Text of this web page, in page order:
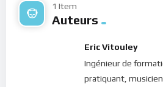
Chers frères et soeurs, en tant que
nous conduit dans l’exploration des
(Proverbes 2, 6) et l’amour de Dieu
cette marche vers notre Seigneur
1 Item
Auteurs
Eric Vitouley
Ingénieur de
pratiquant,